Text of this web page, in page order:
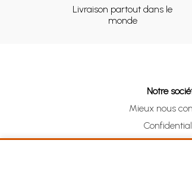
Livraison partout dans le
monde
Notre
Mieux nous
CGV